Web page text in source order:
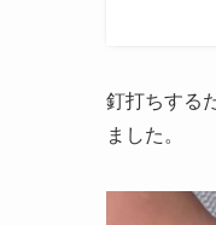
釘打ちする
ました。